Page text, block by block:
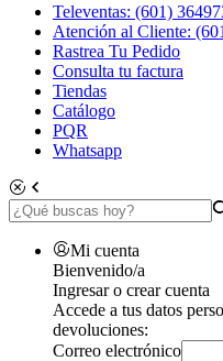
Televentas: (601)
Atención al Cliente:
Rastrea Tu Pedido
Consulta tu factura
Tiendas
Catálogo
PQR
Whatsapp
Mi cuenta
Bienvenido/a
Ingresar o crear cuenta
Accede a tus datos
devoluciones:
Correo electrónico